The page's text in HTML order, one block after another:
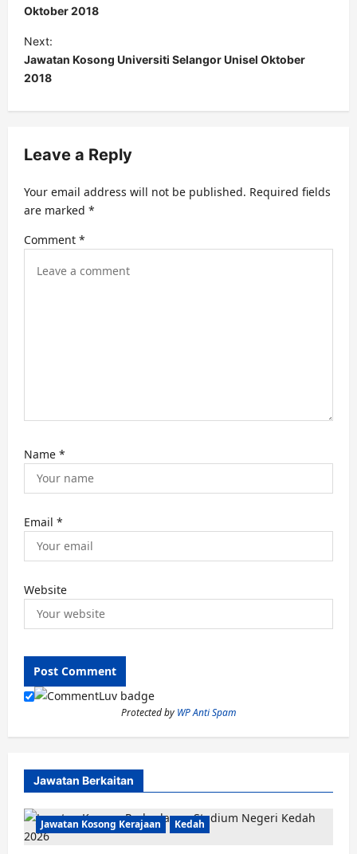
s
t
n
a
v
g
a
t
i
Oktober 2018
Next:
Jawatan Kosong Universiti Selangor Unisel Oktober
2018
Leave a Reply
Your email address will not be published. Required fields
are marked *
Comment *
Name *
Email *
Website
Protected by WP Anti Spam
Jawatan Berkaitan
Jawatan Kosong Kerajaan Kedah